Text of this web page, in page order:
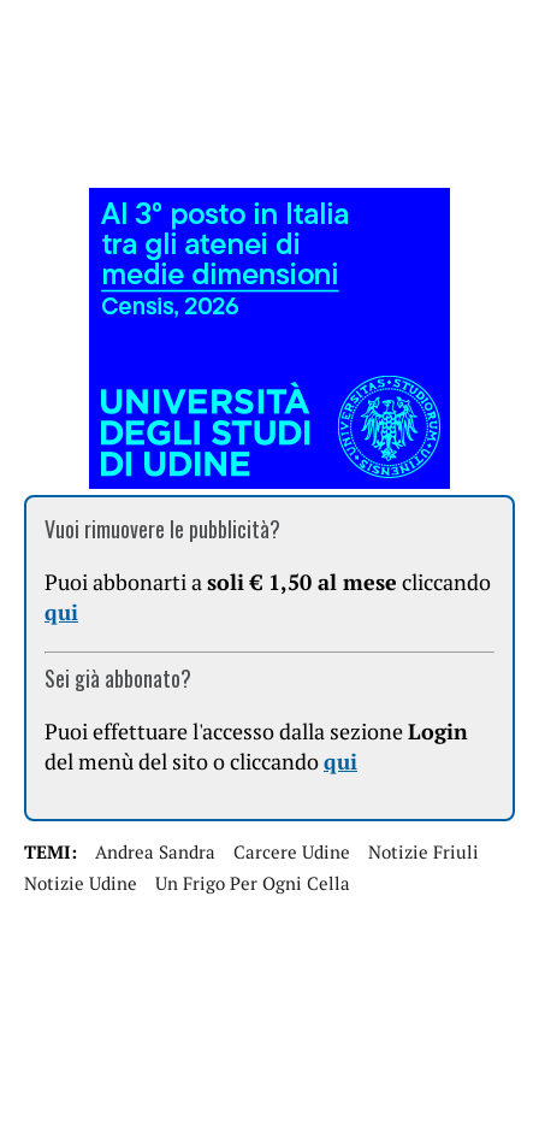
Vuoi rimuovere le pubblicità?
Puoi abbonarti a soli € 1,50 al mese cliccando
qui
Sei già abbonato?
Puoi effettuare l'accesso dalla sezioneLogin
del menù del sito o cliccandoqui
TEMI: Andrea Sandra Carcere Udine
Notizie Friuli
Notizie Udine
Un Frigo Per Ogni Cella